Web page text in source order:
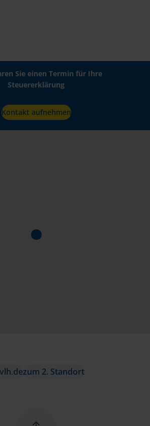
Sie einen Termin für Ihre
Steuererklärung
Kontakt aufnehmen
zum 2. Standort